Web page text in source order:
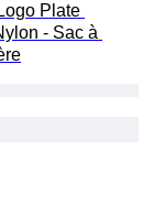
Plate
- Sac à